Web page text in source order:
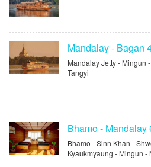
Mandalay - Bagan
Mandalay Jetty - Mingun
Tangyi
Bhamo - Mandalay
Bhamo - Sinn Khan -
Kyaukmyaung - Mingun -